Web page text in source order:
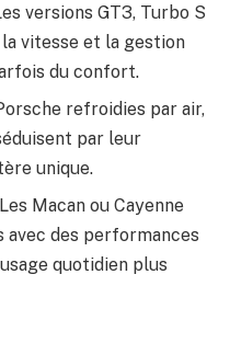
versions GT3, Turbo S
vitesse et la gestion
du confort.
refroidies par air,
par leur
unique.
Les Macan ou Cayenne
des performances
quotidien plus